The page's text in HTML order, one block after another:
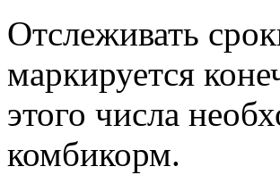
Отслеживать
маркируется
этого числа
комбикорм.